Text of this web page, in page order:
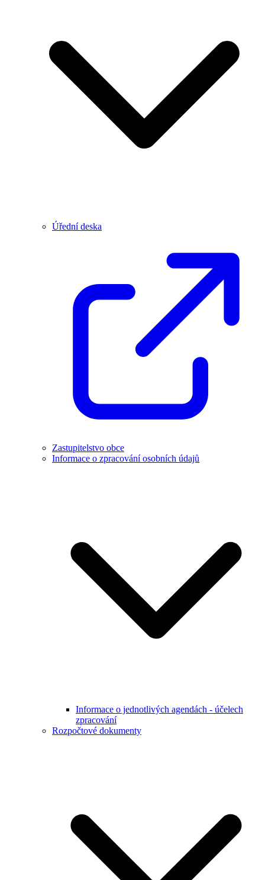
Úřední deska
Zastupitelstvo obce
Informace o zpracování osobních údajů
Informace o jednotlivých agendách - účelech
zpracování
Rozpočtové dokumenty